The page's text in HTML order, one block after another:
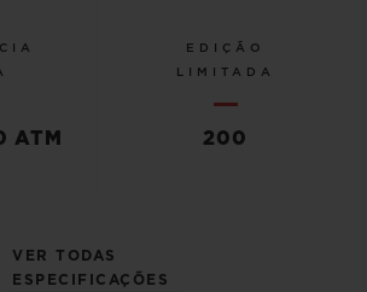
ATM
EDIÇÃO
LIMITADA
200
VER TODAS
ESPECIFICAÇÕES